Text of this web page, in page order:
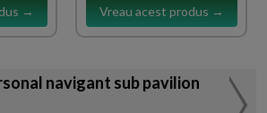
→ Vreau acest produs →
navigant sub pavilion